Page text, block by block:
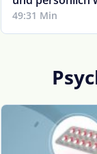
49:31 Min